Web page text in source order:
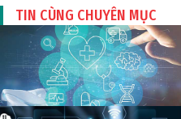
TIN CÙNG CHUYÊN MỤC
8 cổng
Bản quyền Windows Server
2022.